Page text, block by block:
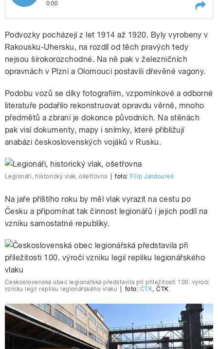
pause
0:00
představila při příležitosti 100. výročí
vzniku legií repliku legionářského
Podvozky pocházejí z let 1914 až 1920. Byly vyrobeny v
Rakousku-Uhersku, na rozdíl od těch pravých tedy
nejsou širokorozchodné. Na ně pak v železničních
opravnách v Plzni a Olomouci postavili dřevěné vagony.
Podobu vozů se díky fotografiím, vzpomínkové a odborné
literatuře podařilo rekonstruovat opravdu věrně, mnoho
předmětů a zbraní je dokonce původních. Na stěnách
pak visí dokumenty, mapy i snímky, které přibližují
anabázi československých vojáků v Rusku.
Legionáři, historický vlak, ošetřovna foto: Filip Jandourek
Na jaře příštího roku by měl vlak vyrazit na cestu po
Česku a připomínat tak činnost legionářů i jejich podíl na
vzniku samostatné republiky.
Československá obec legionářská představila při příležitosti 100. výročí
vzniku legií repliku legionářského vlaku
foto: ČTK,ČTK